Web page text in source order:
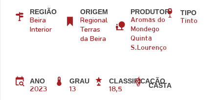
REGIÃO
Beira
Interior
ORIGEM
Regional
Terras
da Beira
PRODUTOR
Aromas do
Mondego
Quinta
S.Lourenço
TIPO
Tinto
ANO
2023
GRAU
13
CLASSIFICAÇÃO
18,5
CASTA